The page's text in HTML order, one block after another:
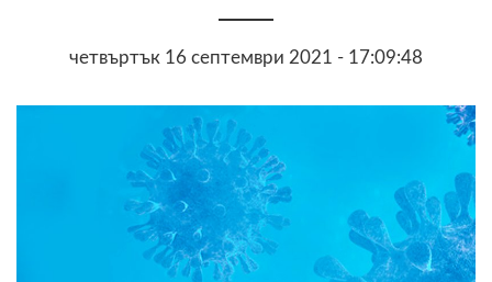
четвъртък 16 септември 2021 - 17:09:48